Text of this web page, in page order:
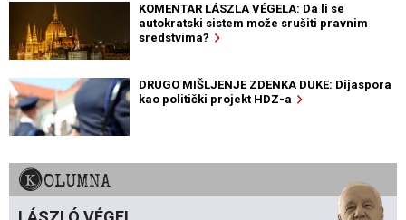
KOMENTAR LÁSZLA VÉGELA: Da li se
autokratski sistem može srušiti pravnim
sredstvima?
DRUGO MIŠLJENJE ZDENKA DUKE: Dijaspora
kao politički projekt HDZ-a
KOLUMNA